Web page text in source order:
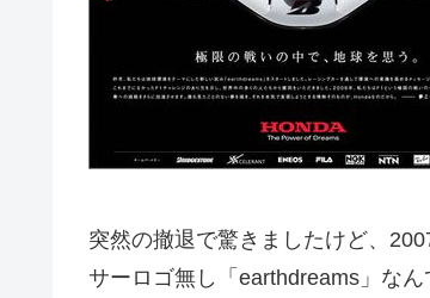
突然の撤退で驚きましたけど、
サーロゴ無し「earthdreams」な